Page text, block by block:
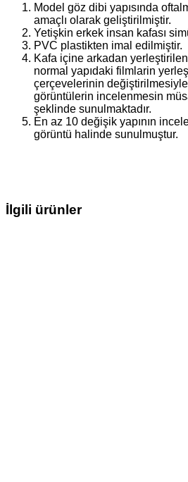
Model göz dibi yapısında
amaçlı olarak geliştirilmiştir.
Yetişkin erkek insan kafası
PVC plastikten imal edilmiştir.
Kafa içine arkadan
normal yapıdaki filmlarin
çerçevelerinin
görüntülerin incelenmesin
şeklinde sunulmaktadır.
En az 10 değişik yapının
görüntü halinde sunulmuştur.
İlgili ürünler